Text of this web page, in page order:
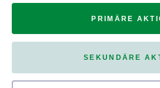
PRIMÄRE
SEKUNDÄRE